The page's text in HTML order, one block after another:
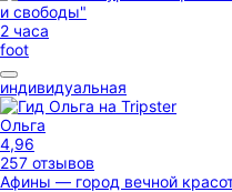
2 часа
foot
индивидуальная
Ольга
4,96
257 отзывов
Афины — город вечной